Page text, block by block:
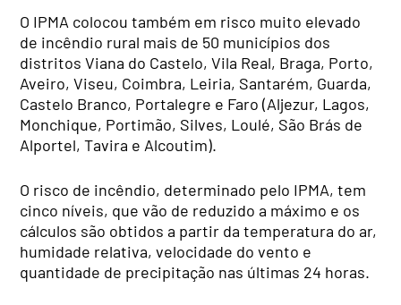
O IPMA colocou também em risco muito elevado
de incêndio rural mais de 50 municípios dos
distritos Viana do Castelo, Vila Real, Braga, Porto,
Aveiro, Viseu, Coimbra, Leiria, Santarém, Guarda,
Castelo Branco, Portalegre e Faro (Aljezur, Lagos,
Monchique, Portimão, Silves, Loulé, São Brás de
Alportel, Tavira e Alcoutim).
O risco de incêndio, determinado pelo IPMA, tem
cinco níveis, que vão de reduzido a máximo e os
cálculos são obtidos a partir da temperatura do ar,
humidade relativa, velocidade do vento e
quantidade de precipitação nas últimas 24 horas.